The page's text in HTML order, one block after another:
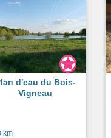
d'eau du Bois-
Vigneau
km